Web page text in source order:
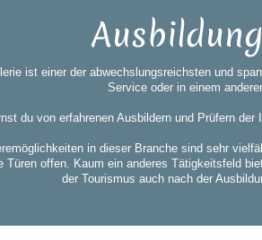
ist einer der abwechslungsreichsten und
Service oder in einem
du von erfahrenen Ausbildern und Prüfern
in dieser Branche sind sehr
Türen offen. Kaum ein anderes Tätigkeitsfeld
der Tourismus auch nach der